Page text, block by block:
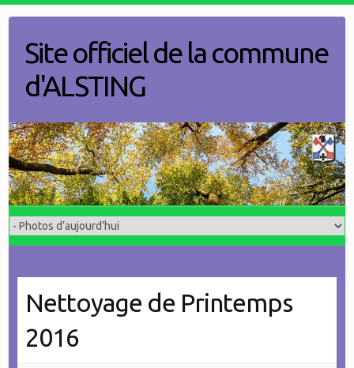
contentSite officiel de la commune
d'ALSTING
Nettoyage de Printemps
2016